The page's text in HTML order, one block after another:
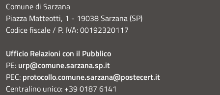
Comune di Sarzana
Piazza Matteotti, 1 - 19038 Sarzana (SP)
Codice fiscale / P. IVA: 00192320117
Ufficio Relazioni con il Pubblico
PE: urp@comune.sarzana.sp.it
PEC: protocollo.comune.sarzana@postecert.it
Centralino unico: +39 0187 6141